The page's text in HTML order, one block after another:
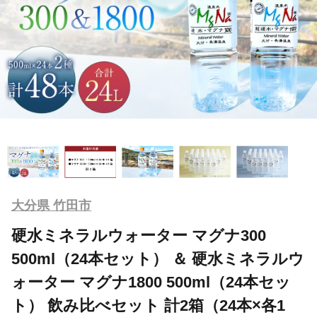
大分県 竹田市
硬水ミネラルウォーター マグナ300
500ml（24本セット） ＆ 硬水ミネラルウ
ォーター マグナ1800 500ml（24本セッ
ト） 飲み比べセット 計2箱（24本×各1